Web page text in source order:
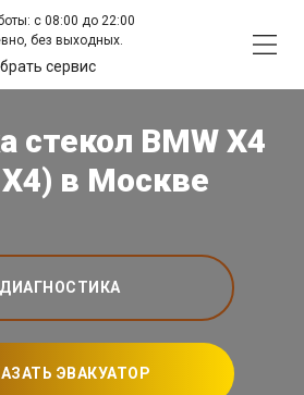
с 08:00 до 22:00
без выходных.
сервис
стекол BMW X4
в Москве
ДИАГНОСТИКА
ЭВАКУАТОР